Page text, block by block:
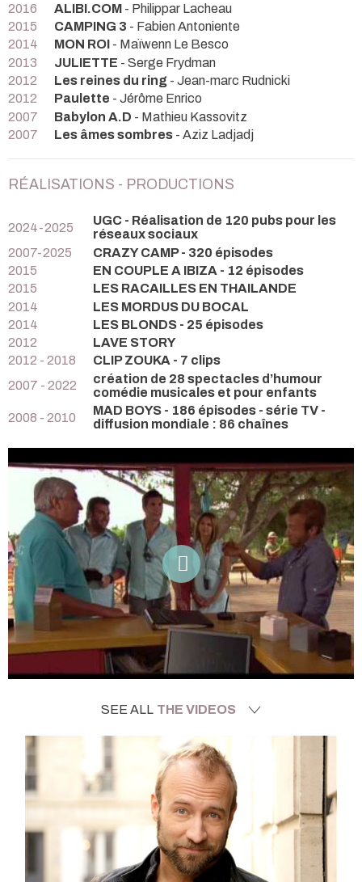
SEE ALL THE VIDEOS
2016
ALIBI.COM - Philippar Lacheau
2015
CAMPING 3 - Fabien Antoniente
2014
MON ROI - Maïwenn Le Besco
2013
JULIETTE - Serge Frydman
2012
Les reines du ring - Jean-marc Rudnicki
2012
Paulette - Jérôme Enrico
2007
Babylon A.D - Mathieu Kassovitz
2007
Les âmes sombres - Aziz Ladjadj
RÉALISATIONS - PRODUCTIONS
2024-2025
UGC - Réalisation de 120 pubs pour les
réseaux sociaux
2007-2025
CRAZY CAMP - 320 épisodes
2015
EN COUPLE A IBIZA - 12 épisodes
2015
LES RACAILLES EN THAILANDE
2014
LES MORDUS DU BOCAL
2014
LES BLONDS - 25 épisodes
2012
LAVE STORY
2012 - 2018
CLIP ZOUKA - 7 clips
2007 - 2022
création de 28 spectacles d’humour
comédie musicales et pour enfants
2008 - 2010
MAD BOYS - 186 épisodes - série TV -
diffusion mondiale : 86 chaînes